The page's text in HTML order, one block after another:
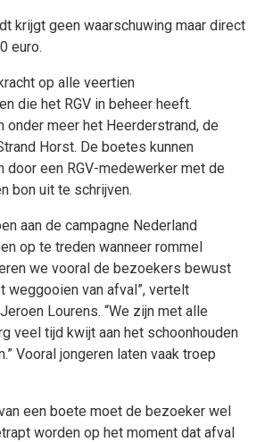
krijgt geen waarschuwing maar direct
euro.
op alle veertien
die het RGV in beheer heeft.
onder meer het Heerderstrand, de
Horst. De boetes kunnen
door een RGV-medewerker met de
bon uit te schrijven.
aan de campagne Nederland
op te treden wanneer rommel
we vooral de bezoekers bewust
weggooien van afval”, vertelt
Lourens. “We zijn met alle
veel tijd kwijt aan het schoonhouden
Vooral jongeren laten vaak troep
een boete moet de bezoeker wel
worden op het moment dat afval